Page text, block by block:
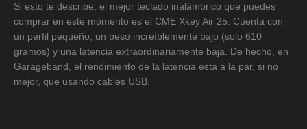
Si esto te describe, el mejor teclado inalámbrico que puedes
comprar en este momento es el CME Xkey Air 25. Cuenta con
un perfil pequeño, un peso increíblemente bajo (solo 610
gramos) y una latencia extraordinariamente baja. De hecho, en
Garageband, el rendimiento de la latencia está a la par, si no
mejor, que usando cables USB.